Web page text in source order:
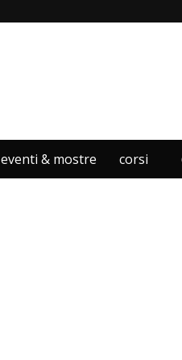
eventi & mostre corsi